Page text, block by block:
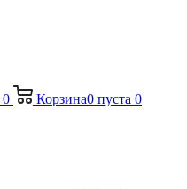
0 Корзина0 пуста 0